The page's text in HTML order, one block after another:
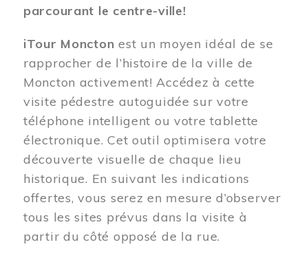
parcourant le centre-ville!
iTour Moncton est un moyen idéal de se
rapprocher de l’histoire de la ville de
Moncton activement! Accédez à cette
visite pédestre autoguidée sur votre
téléphone intelligent ou votre tablette
électronique. Cet outil optimisera votre
découverte visuelle de chaque lieu
historique. En suivant les indications
offertes, vous serez en mesure d’observer
tous les sites prévus dans la visite à
partir du côté opposé de la rue.